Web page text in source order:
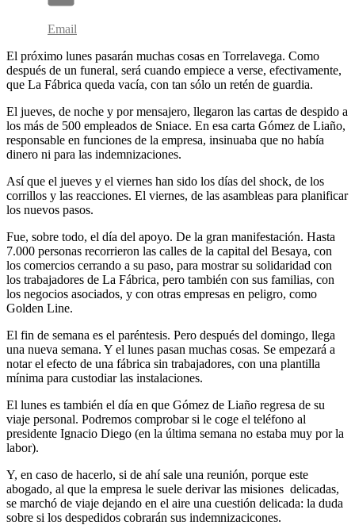
Email
El próximo lunes pasarán muchas cosas en Torrelavega. Como
después de un funeral, será cuando empiece a verse, efectivamente,
que La Fábrica queda vacía, con tan sólo un retén de guardia.
El jueves, de noche y por mensajero, llegaron las cartas de despido a
los más de 500 empleados de Sniace. En esa carta Gómez de Liaño,
responsable en funciones de la empresa, insinuaba que no había
dinero ni para las indemnizaciones.
Así que el jueves y el viernes han sido los días del shock, de los
corrillos y las reacciones. El viernes, de las asambleas para planificar
los nuevos pasos.
Fue, sobre todo, el día del apoyo. De la gran manifestación. Hasta
7.000 personas recorrieron las calles de la capital del Besaya, con
los comercios cerrando a su paso, para mostrar su solidaridad con
los trabajadores de La Fábrica, pero también con sus familias, con
los negocios asociados, y con otras empresas en peligro, como
Golden Line.
El fin de semana es el paréntesis. Pero después del domingo, llega
una nueva semana. Y el lunes pasan muchas cosas. Se empezará a
notar el efecto de una fábrica sin trabajadores, con una plantilla
mínima para custodiar las instalaciones.
El lunes es también el día en que Gómez de Liaño regresa de su
viaje personal. Podremos comprobar si le coge el teléfono al
presidente Ignacio Diego (en la última semana no estaba muy por la
labor).
Y, en caso de hacerlo, si de ahí sale una reunión, porque este
abogado, al que la empresa le suele derivar las misiones delicadas,
se marchó de viaje dejando en el aire una cuestión delicada: la duda
sobre si los despedidos cobrarán sus indemnizacicones.